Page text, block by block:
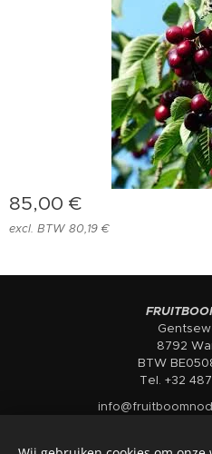
85,00 €
excl. BTW 80,19 €
8792
BTW
Tel. +32